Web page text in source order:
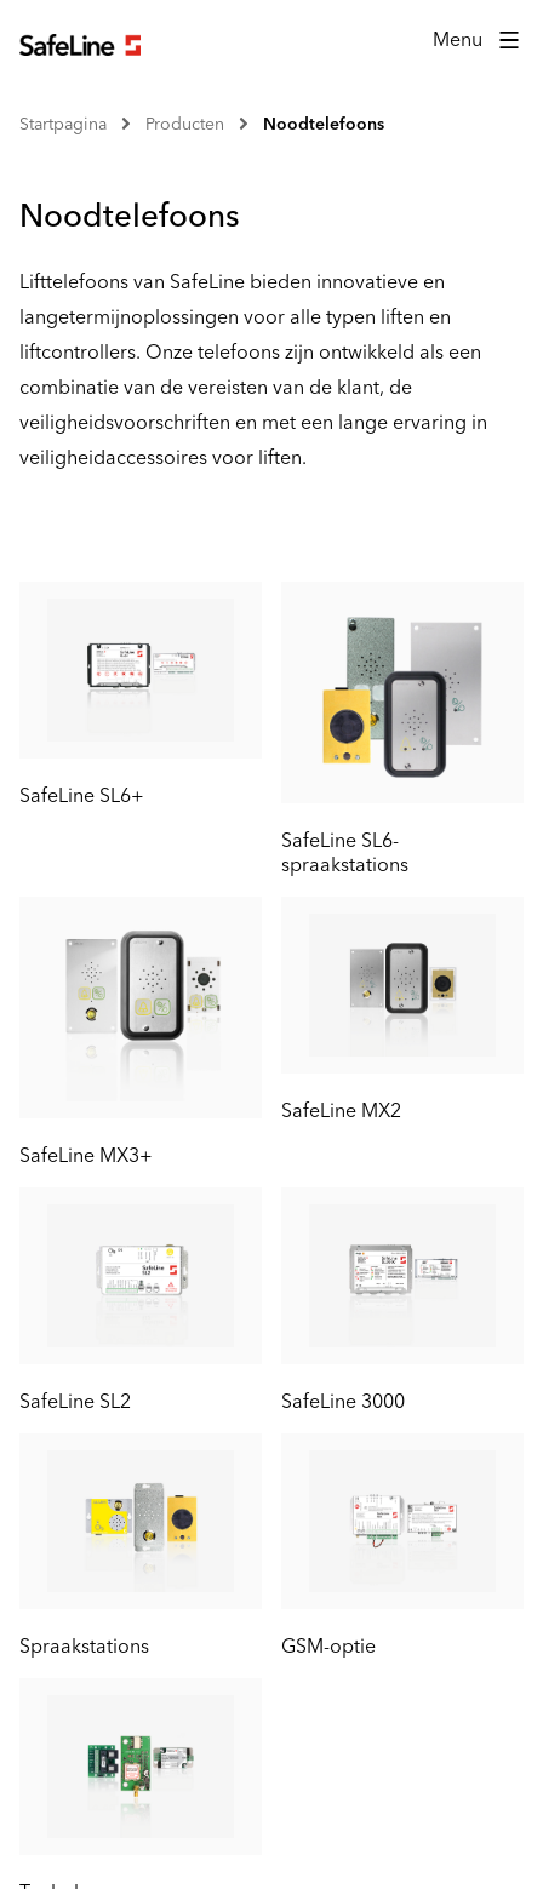
Menu
Startpagina Producten Noodtelefoons
Noodtelefoons
Lifttelefoons van SafeLine bieden innovatieve en
langetermijnoplossingen voor alle typen liften en
liftcontrollers. Onze telefoons zijn ontwikkeld als een
combinatie van de vereisten van de klant, de
veiligheidsvoorschriften en met een lange ervaring in
veiligheidaccessoires voor liften.
SafeLine SL6+
SafeLine SL6-
spraakstations
SafeLine MX3+
SafeLine MX2
SafeLine SL2 SafeLine 3000
Spraakstations GSM-optie